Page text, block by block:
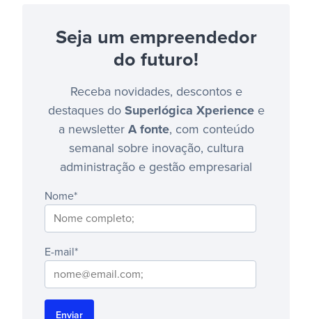
Seja um empreendedor
do futuro!
Receba novidades, descontos e
destaques do Superlógica Xperiencee
a newsletter A fonte, com conteúdo
semanal sobre inovação, cultura
administração e gestão empresarial
Nome*
E-mail*